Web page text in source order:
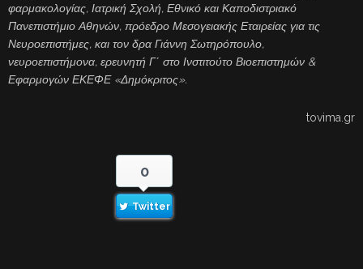
φαρμακολογίας, Ιατρική Σχολή, Εθνικό και Καποδιστριακό
Πανεπιστήμιο Αθηνών, πρόεδρο Μεσογειακής Εταιρείας για τις
Νευροεπιστήμες, και τον δρα Γιάννη Σωτηρόπουλο,
νευροεπιστήμονα, ερευνητή Γ΄ στο Ινστιτούτο Βιοεπιστημών &
Εφαρμογών ΕΚΕΦΕ «Δημόκριτος».
tovima.gr
0
Twitter